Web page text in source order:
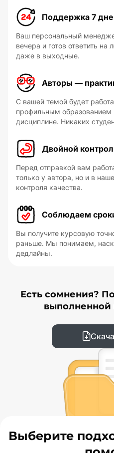
Поддержка 7
Ваш персональный
вечера и готов ответить
даже в выходные.
Авторы —
С вашей темой будет
профильным
дисциплине. Никаких
Двойной
Перед отправкой вам
только у автора, но и в
контроля качества.
Соблюдаем
Вы получите курсовую
раньше. Мы понимаем,
дедлайны.
Есть сомнения?
выполненной
Выберите